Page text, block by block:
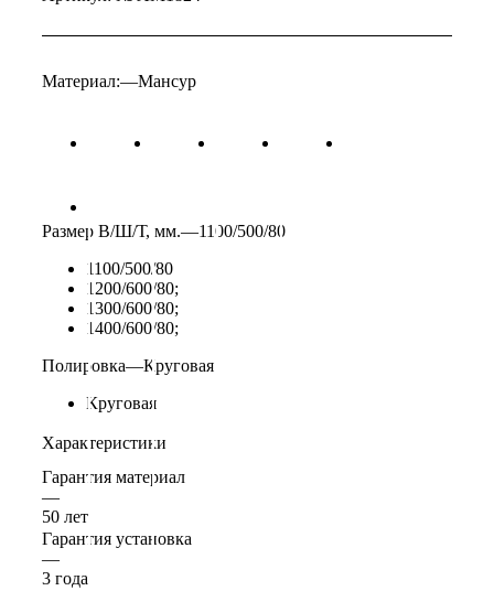
Материал:—Мансур
Размер В/Ш/Т, мм.—1100/500/80
1100/500/80
1200/600/80;
1300/600/80;
1400/600/80;
Полировка—Круговая
Круговая
Характеристики
Гарантия материал
—
50 лет
Гарантия установка
—
3 года